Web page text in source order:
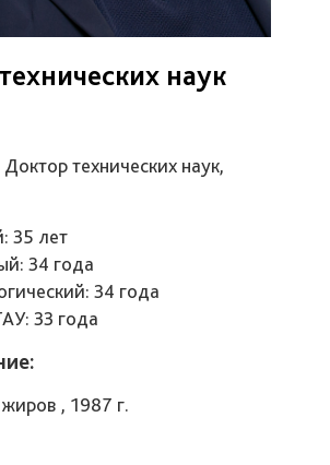
наук
технических наук,
35 лет
34 года
34 года
33 года
, 1987 г.